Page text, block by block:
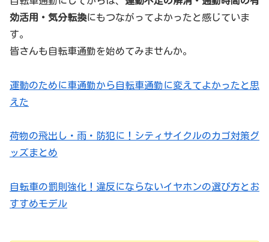
効活用・気分転換にもつながってよかったと感じていま
す。
皆さんも自転車通勤を始めてみませんか。
運動のために車通勤から自転車通勤に変えてよかったと思
えた
荷物の飛出し・雨・防犯に！シティサイクルのカゴ対策グ
ッズまとめ
自転車の罰則強化！違反にならないイヤホンの選び方とお
すすめモデル